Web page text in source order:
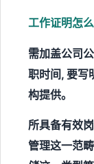
工作证明怎
需加盖公司
职时间, 要写
构提供。
所具备有效
管理这一范